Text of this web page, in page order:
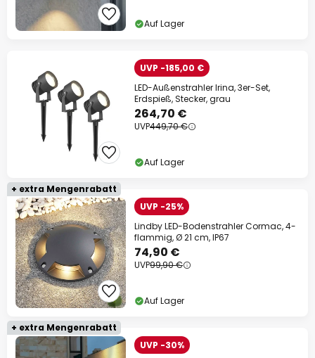
Auf Lager
UVP -185,00 €
LED-Außenstrahler Irina, 3er-Set,
Erdspieß, Stecker, grau
264,70 €
UVP449,70 €
Auf Lager
+ extra Mengenrabatt
UVP -25%
Lindby LED-Bodenstrahler Cormac, 4-
flammig, Ø 21 cm, IP67
74,90 €
UVP99,90 €
Auf Lager
+ extra Mengenrabatt
UVP -30%